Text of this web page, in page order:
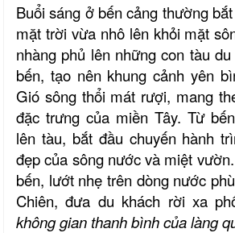
Buổi sáng ở bến cảng thường
mặt trời vừa nhô lên khỏi mặt
nhàng phủ lên những con tàu
bến, tạo nên khung cảnh yên
Gió sông thổi mát rượi, mang
đặc trưng của miền Tây. Từ
lên tàu, bắt đầu chuyến hành
đẹp của sông nước và miệt
bến, lướt nhẹ trên dòng nước
Chiên, đưa du khách rời xa
không gian thanh bình của làng